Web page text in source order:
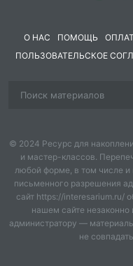
- составлять
- самостоятельно
ориентиры действия
- различать способ и
- самостоятельно
выполнения
О НАС ПОМОЩЬ
ПОЛЬЗОВАТЕЛЬСКОЕ
© 2024 Ресурс для
и мастер-классов.
любой форме, в том числе
письменного разрешения
сайт https://interesarium.ru/
нашем сайте
администратору —
не